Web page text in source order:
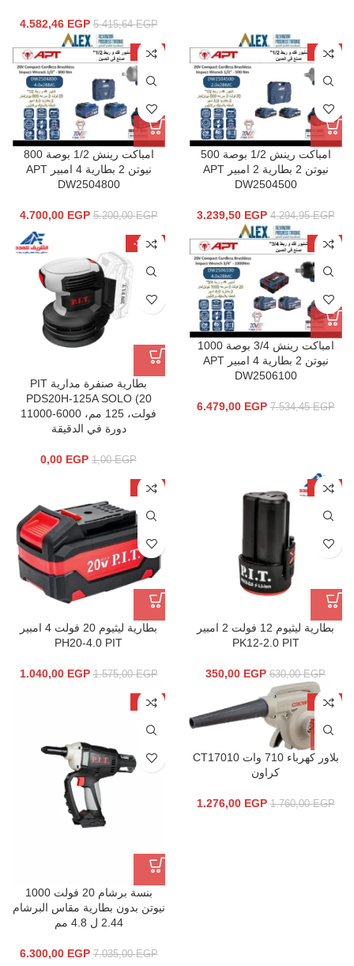
5.415,64EGP
4.582,46 EGP
-25%
امباكت رينش 1/2 بوصة 500
نيوتن 2 بطارية 2 امبير APT
DW2504500
4.294,95EGP
3.239,50 EGP
-10%
امباكت رينش 1/2 بوصة 800
نيوتن 2 بطارية 4 امبير APT
DW2504800
5.200,00EGP
4.700,00 EGP
-14%
امباكت رينش 3/4 بوصة 1000
نيوتن 2 بطارية 4 امبير APT
DW2506100
7.534,45EGP
6.479,00 EGP
-100%
بطارية صنفرة مدارية PIT
PDS20H-125A SOLO (20
فولت، 125 مم، 6000-11000
دورة في الدقيقة
1,00EGP
0,00 EGP
-44%
بطاریة لیثیوم 12 فولت 2 امبیر
PK12-2.0 PIT
630,00EGP
350,00 EGP
-34%
بطاریة لیثیوم 20 فولت 4 امبیر
PH20-4.0 PIT
1.575,00EGP
1.040,00 EGP
-28%
بلاور كهرباء 710 وات CT17010
كراون
1.760,00EGP
1.276,00 EGP
-10%
بنسة برشام 20 فولت 1000
نیوتن بدون بطاریة مقاس البرشام
2.44 ل 4.8 مم
7.035,00EGP
6.300,00 EGP